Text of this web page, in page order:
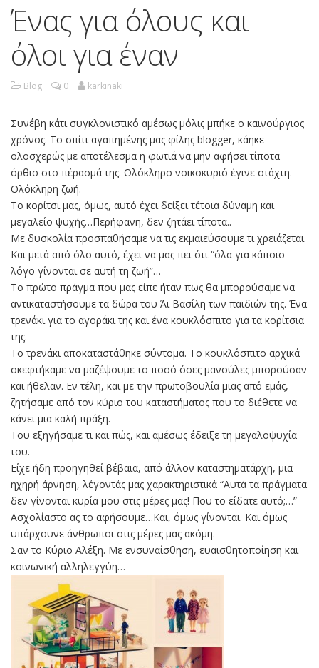
Ένας για όλους και
όλοι για έναν
Blog 0 karkinaki
Συνέβη κάτι συγκλονιστικό αμέσως μόλις μπήκε ο καινούργιος
χρόνος. Το σπίτι αγαπημένης μας φίλης blogger, κάηκε
ολοσχερώς με αποτέλεσμα η φωτιά να μην αφήσει τίποτα
όρθιο στο πέρασμά της. Ολόκληρο νοικοκυριό έγινε στάχτη.
Ολόκληρη ζωή.
Το κορίτσι μας, όμως, αυτό έχει δείξει τέτοια δύναμη και
μεγαλείο ψυχής…Περήφανη, δεν ζητάει τίποτα..
Με δυσκολία προσπαθήσαμε να τις εκμαιεύσουμε τι χρειάζεται.
Και μετά από όλο αυτό, έχει να μας πει ότι “όλα για κάποιο
λόγο γίνονται σε αυτή τη ζωή”…
Το πρώτο πράγμα που μας είπε ήταν πως θα μπορούσαμε να
αντικαταστήσουμε τα δώρα του Άι Βασίλη των παιδιών της. Ένα
τρενάκι για το αγοράκι της και ένα κουκλόσπιτο για τα κορίτσια
της.
Το τρενάκι αποκαταστάθηκε σύντομα. Το κουκλόσπιτο αρχικά
σκεφτήκαμε να μαζέψουμε το ποσό όσες μανούλες μπορούσαν
και ήθελαν. Εν τέλη, και με την πρωτοβουλία μιας από εμάς,
ζητήσαμε από τον κύριο του καταστήματος που το διέθετε να
κάνει μια καλή πράξη.
Του εξηγήσαμε τι και πώς, και αμέσως έδειξε τη μεγαλοψυχία
του.
Είχε ήδη προηγηθεί βέβαια, από άλλον καταστηματάρχη, μια
ηχηρή άρνηση, λέγοντάς μας χαρακτηριστικά “Αυτά τα πράγματα
δεν γίνονται κυρία μου στις μέρες μας! Που το είδατε αυτό;…”
Ασχολίαστο ας το αφήσουμε…Και, όμως γίνονται. Και όμως
υπάρχουνε άνθρωποι στις μέρες μας ακόμη.
Σαν το Κύριο Αλέξη. Με ενσυναίσθηση, ευαισθητοποίηση και
κοινωνική αλληλεγγύη…